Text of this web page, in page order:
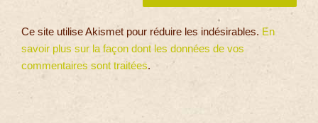
Ce site utilise Akismet pour réduire les indésirables. En
savoir plus sur la façon dont les données de vos
commentaires sont traitées.